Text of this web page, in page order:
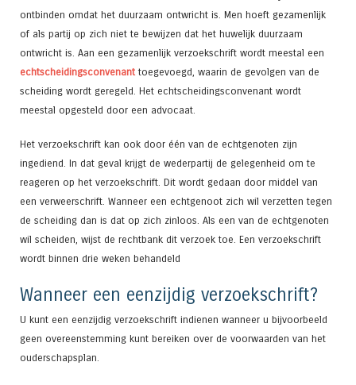
ontbinden omdat het duurzaam ontwricht is. Men hoeft gezamenlijk
of als partij op zich niet te bewijzen dat het huwelijk duurzaam
ontwricht is. Aan een gezamenlijk verzoekschrift wordt meestal een
echtscheidingsconvenant toegevoegd, waarin de gevolgen van de
scheiding wordt geregeld. Het echtscheidingsconvenant wordt
meestal opgesteld door een advocaat.
Het verzoekschrift kan ook door één van de echtgenoten zijn
ingediend. In dat geval krijgt de wederpartij de gelegenheid om te
reageren op het verzoekschrift. Dit wordt gedaan door middel van
een verweerschrift. Wanneer een echtgenoot zich wil verzetten tegen
de scheiding dan is dat op zich zinloos. Als een van de echtgenoten
wil scheiden, wijst de rechtbank dit verzoek toe. Een verzoekschrift
wordt binnen drie weken behandeld
Wanneer een eenzijdig verzoekschrift?
U kunt een eenzijdig verzoekschrift indienen wanneer u bijvoorbeeld
geen overeenstemming kunt bereiken over de voorwaarden van het
ouderschapsplan.